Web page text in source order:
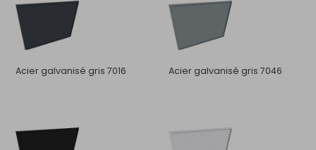
Acier galvanisé gris 7016 Acier galvanisé gris 7046